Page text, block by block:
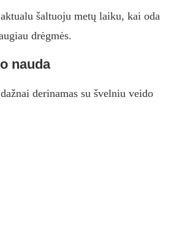
šaltuoju metų laiku, kai oda
drėgmės.
nauda
derinamas su švelniu veido